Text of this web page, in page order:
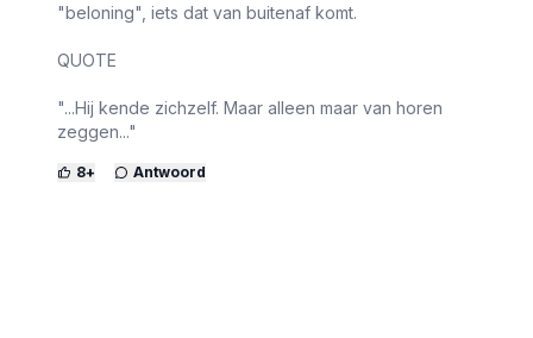
"beloning", iets dat van buitenaf komt.
QUOTE
"...Hij kende zichzelf. Maar alleen maar van horen
zeggen..."
8+ Antwoord